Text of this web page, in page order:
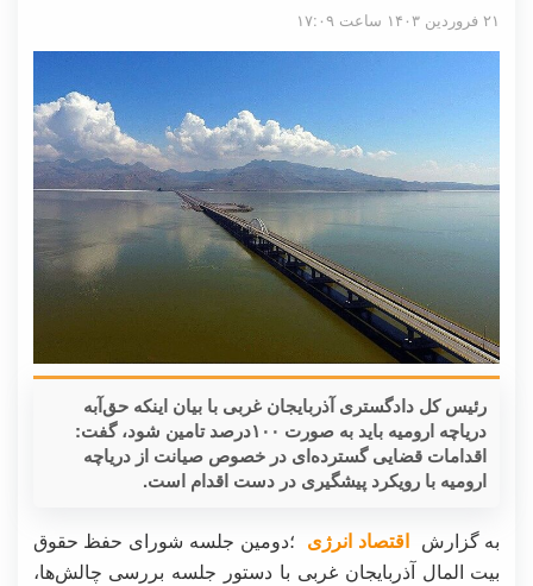
۲۱ فروردین ۱۴۰۳ ساعت ۱۷:۰۹
رئیس کل دادگستری آذربایجان غربی با بیان اینکه ‌حق‌آبه
دریاچه ارومیه باید به صورت ۱۰۰درصد تامین شود، گفت:
اقدامات قضایی گسترده‌ای در خصوص صیانت از دریاچه
ارومیه با رویکرد پیشگیری در دست اقدام است.
به گزارشاقتصاد انرژی ؛دومین جلسه شورای حفظ حقوق
بیت المال آذربایجان غربی با دستور جلسه بررسی چالش‌ها،